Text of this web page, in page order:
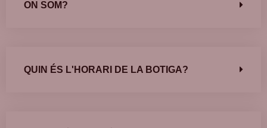
ON SOM?
QUIN ÉS L'HORARI DE LA BOTIGA?